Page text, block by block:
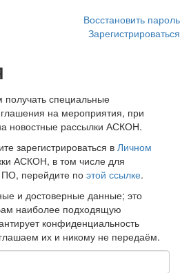
Восстановить пароль
Зарегистрироваться
получать специальные
на мероприятия, при
новостные рассылки АСКОН.
зарегистрироваться в Личном
АСКОН, в том числе для
ПО, перейдите по этой ссылке.
и достоверные данные; это
наиболее подходящую
конфиденциальность
их и никому не передаём.